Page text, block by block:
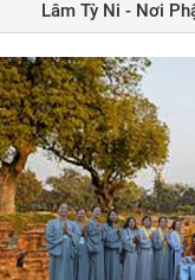
Lâm Tỳ Ni - Nơi